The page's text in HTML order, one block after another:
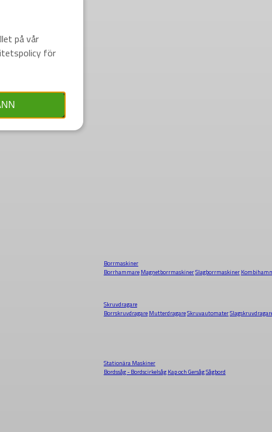
Borrmaskiner
Borrhammare MagnetborrmaskinerSlagborrmaskiner
Skruvdragare
Borrskruvdragare MutterdragareSkruvautomater
Stationära Maskiner
Bordssåg - Bordscirkelsåg Kap och GersågSågbord
på vår
för